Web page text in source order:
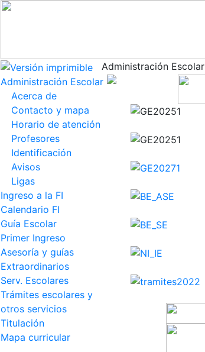
Administración Escolar
Administración Escolar
Acerca de
Contacto y mapa
Horario de atención
Profesores
Identificación
Avisos
Ligas
Ingreso a la FI
Calendario FI
Guía Escolar
Primer Ingreso
Asesoría y guías
Extraordinarios
Serv. Escolares
Trámites escolares y
otros servicios
Titulación
Mapa curricular